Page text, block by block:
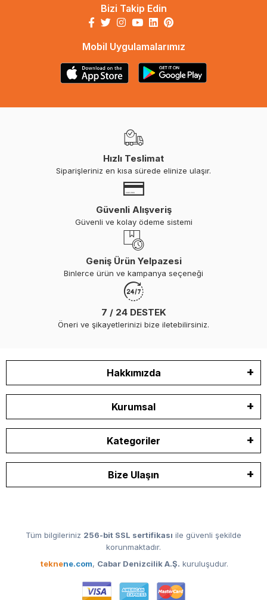
Bizi Takip Edin
Mobil Uygulamalarımız
Hızlı Teslimat
Siparişleriniz en kısa sürede elinize ulaşır.
Güvenli Alışveriş
Güvenli ve kolay ödeme sistemi
Geniş Ürün Yelpazesi
Binlerce ürün ve kampanya seçeneği
7 / 24 DESTEK
Öneri ve şikayetlerinizi bize iletebilirsiniz.
Hakkımızda
Kurumsal
Kategoriler
Bize Ulaşın
Tüm bilgileriniz 256-bit SSL sertifikası ile güvenli şekilde
korunmaktadır.
teknene.com, Cabar Denizcilik A.Ş. kuruluşudur.